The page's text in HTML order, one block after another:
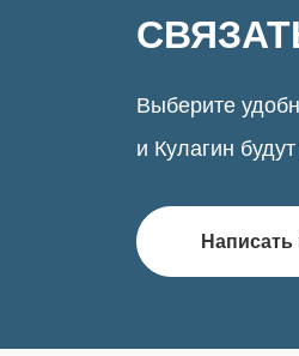
Выберите
и Кулагин
Написать